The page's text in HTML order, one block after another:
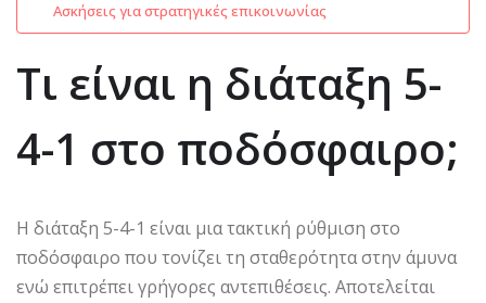
Ασκήσεις για στρατηγικές επικοινωνίας
Τι είναι η διάταξη 5-
4-1 στο ποδόσφαιρο;
Η διάταξη 5-4-1 είναι μια τακτική ρύθμιση στο
ποδόσφαιρο που τονίζει τη σταθερότητα στην άμυνα
ενώ επιτρέπει γρήγορες αντεπιθέσεις. Αποτελείται